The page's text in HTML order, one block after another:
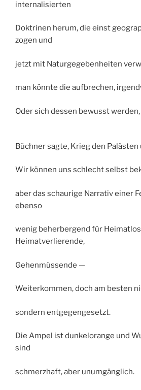
internalisierten
Doktrinen herum, die einst
zogen und
jetzt mit Naturgegebenheiten
man könnte die aufbrechen,
Oder sich dessen bewusst
Büchner sagte, Krieg den Palästen
Wir können uns schlecht selbst
aber das schaurige Narrativ einer
ebenso
wenig beherbergend für
Heimatverlierende,
Gehenmüssende —
Weiterkommen, doch am besten
sondern entgegengesetzt.
Die Ampel ist dunkelorange und
sind
schmerzhaft, aber unumgänglich.